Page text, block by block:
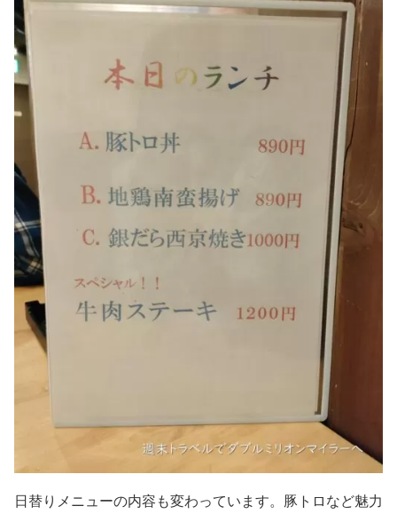
日替りメニューの内容も変わっています。豚トロなど魅力